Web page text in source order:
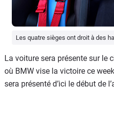
Les quatre sièges ont droit à des
La voiture sera présente sur le
où BMW vise la victoire ce
sera présenté d’ici le début de